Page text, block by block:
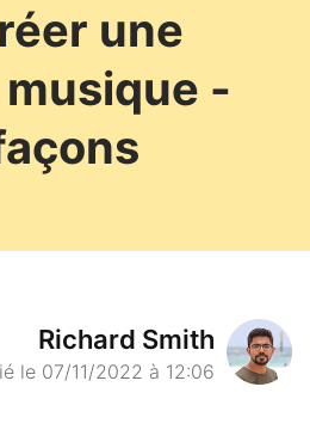
une
-
Richard Smith
le 07/11/2022 à 12:06